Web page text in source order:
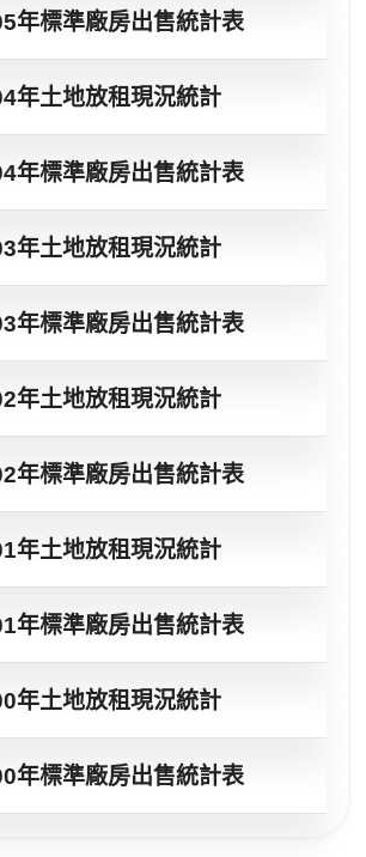
年標準廠房出售統計表
年土地放租現況統計
年標準廠房出售統計表
年土地放租現況統計
年標準廠房出售統計表
年土地放租現況統計
年標準廠房出售統計表
年土地放租現況統計
年標準廠房出售統計表
年土地放租現況統計
年標準廠房出售統計表